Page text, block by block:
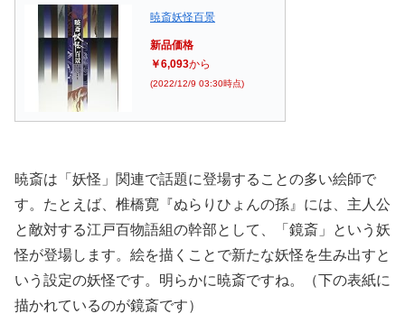
暁斎妖怪百景
新品価格
￥6,093から
(2022/12/9 03:30時点)
暁斎は「妖怪」関連で話題に登場することの多い絵師で
す。たとえば、椎橋寛『ぬらりひょんの孫』には、主人公
と敵対する江戸百物語組の幹部として、「鏡斎」という妖
怪が登場します。絵を描くことで新たな妖怪を生み出すと
いう設定の妖怪です。明らかに暁斎ですね。（下の表紙に
描かれているのが鏡斎です）